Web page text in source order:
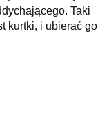
Taki
kurtki, i ubierać go